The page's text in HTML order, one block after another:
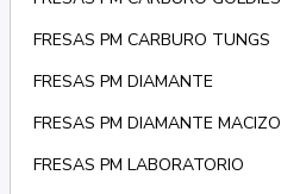
FRESAS PM CARBURO TUNGS
FRESAS PM DIAMANTE
FRESAS PM DIAMANTE MACIZO
FRESAS PM LABORATORIO